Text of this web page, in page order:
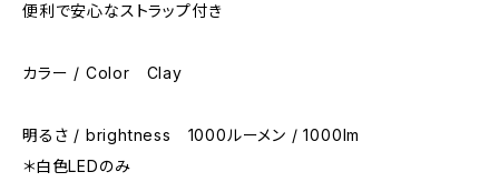
便利で安心なストラップ付き
カラー / Color Clay
明るさ / brightness 1000ルーメン / 1000lm
＊白色LEDのみ